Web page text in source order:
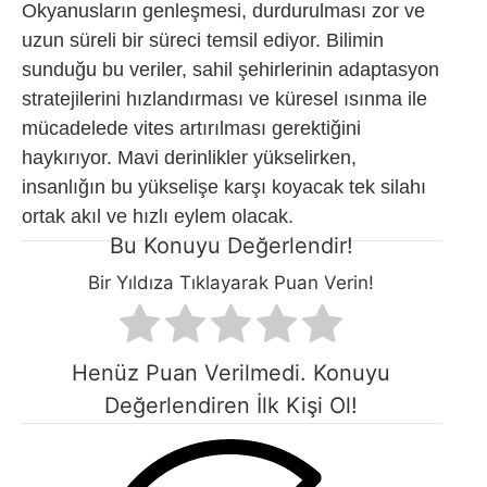
Okyanusların genleşmesi, durdurulması zor ve
uzun süreli bir süreci temsil ediyor. Bilimin
sunduğu bu veriler, sahil şehirlerinin adaptasyon
stratejilerini hızlandırması ve küresel ısınma ile
mücadelede vites artırılması gerektiğini
haykırıyor. Mavi derinlikler yükselirken,
insanlığın bu yükselişe karşı koyacak tek silahı
ortak akıl ve hızlı eylem olacak.
Bu Konuyu Değerlendir!
Bir Yıldıza Tıklayarak Puan Verin!
Henüz Puan Verilmedi. Konuyu
Değerlendiren İlk Kişi Ol!